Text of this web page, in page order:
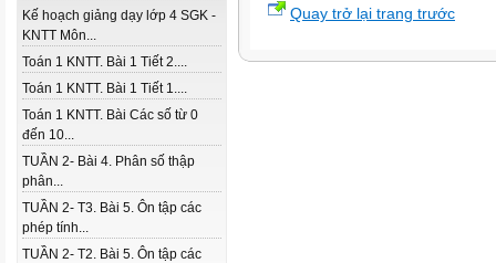
Kế hoạch giảng dạy lớp 4 SGK -
KNTT Môn...
Toán 1 KNTT. Bài 1 Tiết 2....
Toán 1 KNTT. Bài 1 Tiết 1....
Toán 1 KNTT. Bài Các số từ 0
đến 10...
TUẦN 2- Bài 4. Phân số thập
phân...
TUẦN 2- T3. Bài 5. Ôn tập các
phép tính...
TUẦN 2- T2. Bài 5. Ôn tập các
Quay trở lại trang trước